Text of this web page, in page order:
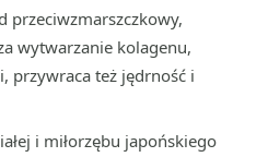
przeciwzmarszczkowy,
wytwarzanie kolagenu,
przywraca też jędrność i
i miłorzębu japońskiego